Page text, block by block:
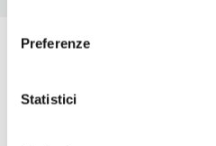
Preferenze
Statistici